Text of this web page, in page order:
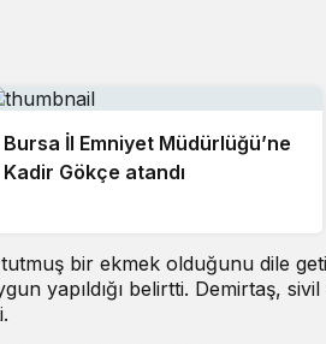
Bursa İl Emniyet Müdürlüğü’ne
Kadir Gökçe atandı
bir ekmek olduğunu dile
yapıldığı belirtti. Demirtaş,